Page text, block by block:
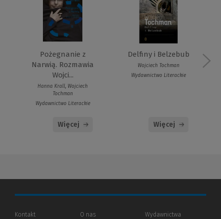
Pożegnanie z
Narwią. Rozmawia
Wojci...
Hanna Krall, Wojciech
Tochman
Wydawnictwo Literackie
Więcej
Delfiny i Belzebub
Wojciech Tochman
Wydawnictwo Literackie
Więcej
Kontakt
O nas
Wydawnictwa